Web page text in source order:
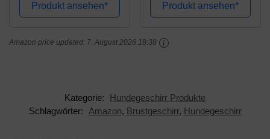
Produkt ansehen*
Produkt ansehen*
Amazon price updated: 7. August 2026 18:38
Kategorie:
Hundegeschirr Produkte
Schlagwörter:
Amazon, Brustgeschirr, Hundegeschirr